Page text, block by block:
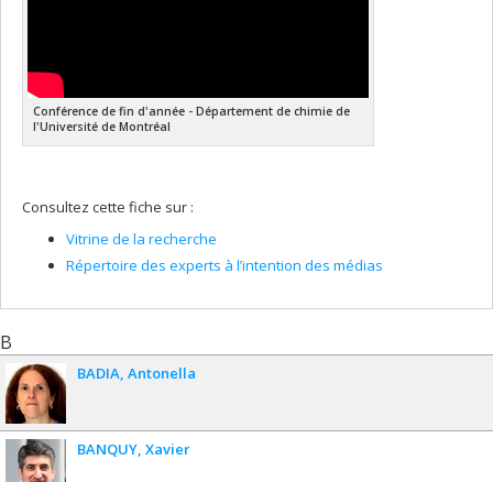
Conférence de fin d'année - Département de chimie de
l'Université de Montréal
Consultez cette fiche sur :
Vitrine de la recherche
Répertoire des experts à l’intention des médias
B
BADIA Antonella
BANQUY Xavier